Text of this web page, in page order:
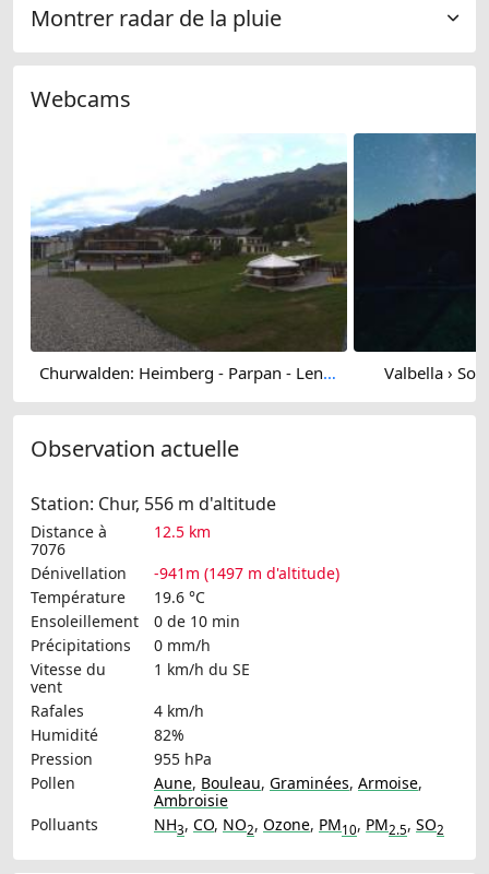
Montrer radar de la pluie
Webcams
Churwalden: Heimberg - Parpan - Lenzerheide Valbella ›
Observation actuelle
Station: Chur, 556 m d'altitude
Distance à
7076
12.5 km
Dénivellation
-941m (1497 m d'altitude)
Température
19.6 °C
Ensoleillement
0 de 10 min
Précipitations
0 mm/h
Vitesse du
vent
1 km/h du SE
Rafales
4 km/h
Humidité
82%
Pression
955 hPa
Pollen
Aune, Bouleau, Graminées, Armoise,
Ambroisie
Polluants
NH3, CO, NO2, Ozone, PM10, PM2.5, SO2